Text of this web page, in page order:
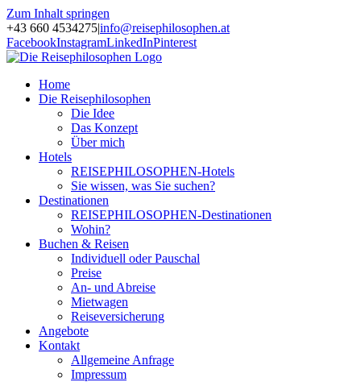
Zum Inhalt springen
+43 660 4534275|info@reisephilosophen.at
FacebookInstagramLinkedInPinterest
Home
Die Reisephilosophen
Die Idee
Das Konzept
Über mich
Hotels
REISEPHILOSOPHEN-Hotels
Sie wissen, was Sie suchen?
Destinationen
REISEPHILOSOPHEN-Destinationen
Wohin?
Buchen & Reisen
Individuell oder Pauschal
Preise
An- und Abreise
Mietwagen
Reiseversicherung
Angebote
Kontakt
Allgemeine Anfrage
Impressum